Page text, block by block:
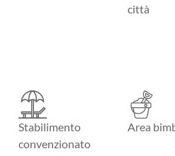
città
Stabilimento
convenzionato
Area